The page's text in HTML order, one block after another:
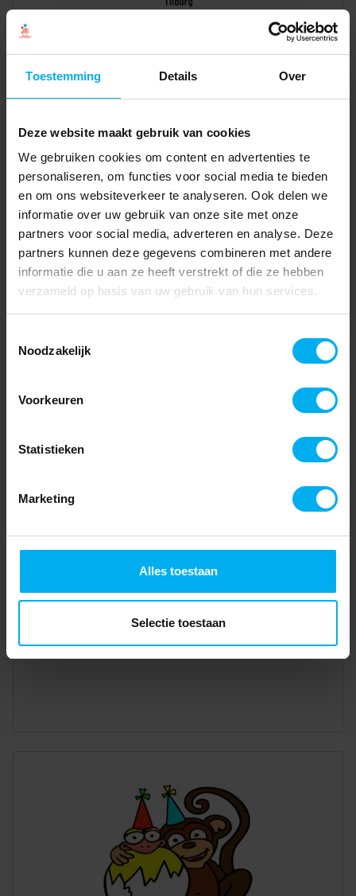
Toestemming Details Over
Deze website maakt gebruik van cookies
We gebruiken cookies om content en advertenties te
personaliseren, om functies voor social media te bieden
en om ons websiteverkeer te analyseren. Ook delen we
informatie over uw gebruik van onze site met onze
partners voor social media, adverteren en analyse. Deze
partners kunnen deze gegevens combineren met andere
informatie die u aan ze heeft verstrekt of die ze hebben
verzameld op basis van uw gebruik van hun services.
Noodzakelijk
Voorkeuren
Statistieken
Marketing
Alles toestaan
Selectie toestaan